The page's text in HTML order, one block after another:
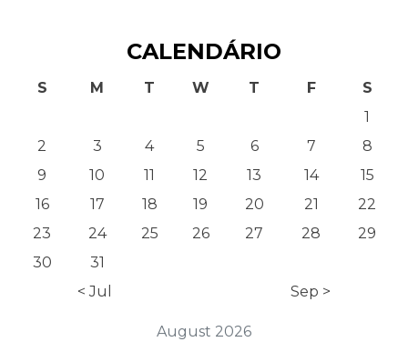
CALENDÁRIO
August 2026
S M T W T F
S
1
2
3 4 5 6 7
8
9
10 11 12 13 14
15
16
17 18 19 20 21
22
23
24 25 26 27 28
29
30
31
< Jul
Sep >